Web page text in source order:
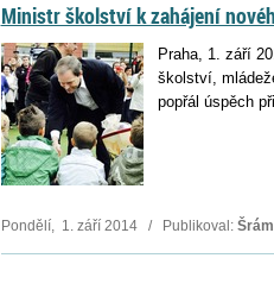
Ministr školství k zahájení
Praha, 1. září
školství,
popřál úspěch
Pondělí, 1. září 2014 / Publikoval: